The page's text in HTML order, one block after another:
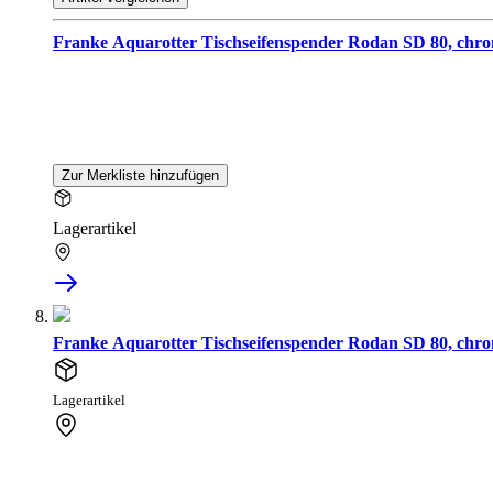
Franke Aquarotter Tischseifenspender Rodan SD 80,
Zur Merkliste hinzufügen
Lagerartikel
Franke Aquarotter Tischseifenspender Rodan SD 80,
Lagerartikel